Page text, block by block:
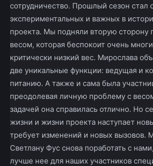
сотрудничество. Прошлый сезон стал
экспериментальных и важных в
проекта. Мы подняли вторую сторону
весом, которая беспокоит очень
критически низкий вес. Мирослава
две уникальные функции: ведущая и
питанию. А также и сама была
преодолевая личную проблему с
задачей она справилась отлично. Но
жизни и жизни проекта наступает
требует изменений и новых вызовов.
Светлану Фус снова поработать с
лучше нее для наших участников